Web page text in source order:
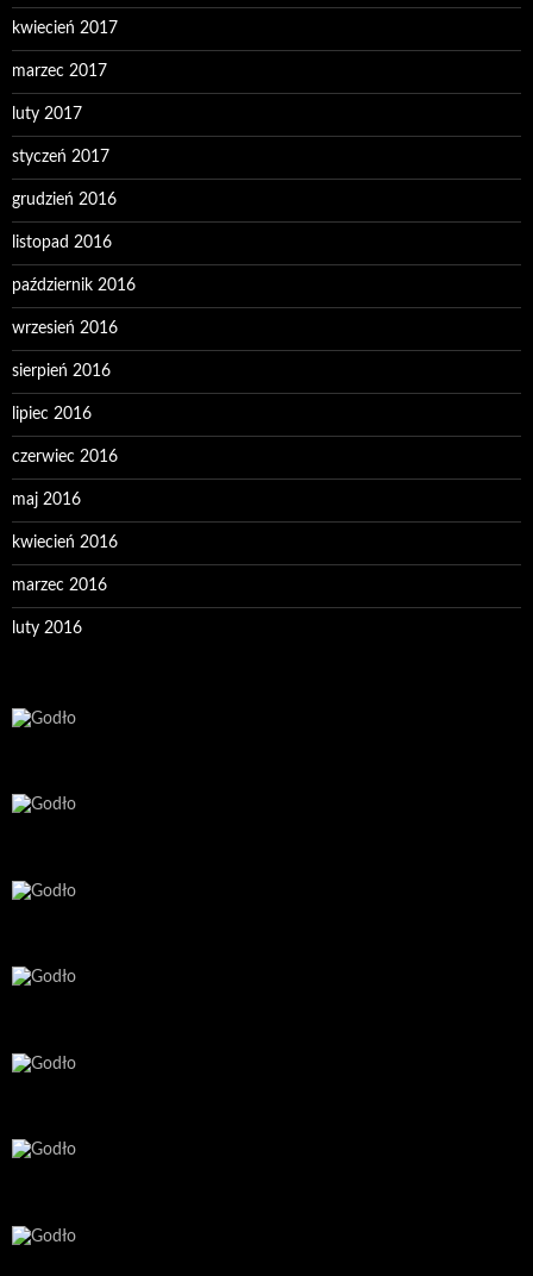
kwiecień 2017
marzec 2017
luty 2017
styczeń 2017
grudzień 2016
listopad 2016
październik 2016
wrzesień 2016
sierpień 2016
lipiec 2016
czerwiec 2016
maj 2016
kwiecień 2016
marzec 2016
luty 2016